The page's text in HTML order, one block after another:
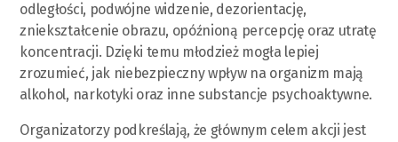
odległości, podwójne widzenie, dezorientację,
zniekształcenie obrazu, opóźnioną percepcję oraz utratę
koncentracji. Dzięki temu młodzież mogła lepiej
zrozumieć, jak niebezpieczny wpływ na organizm mają
alkohol, narkotyki oraz inne substancje psychoaktywne.
Organizatorzy podkreślają, że głównym celem akcji jest